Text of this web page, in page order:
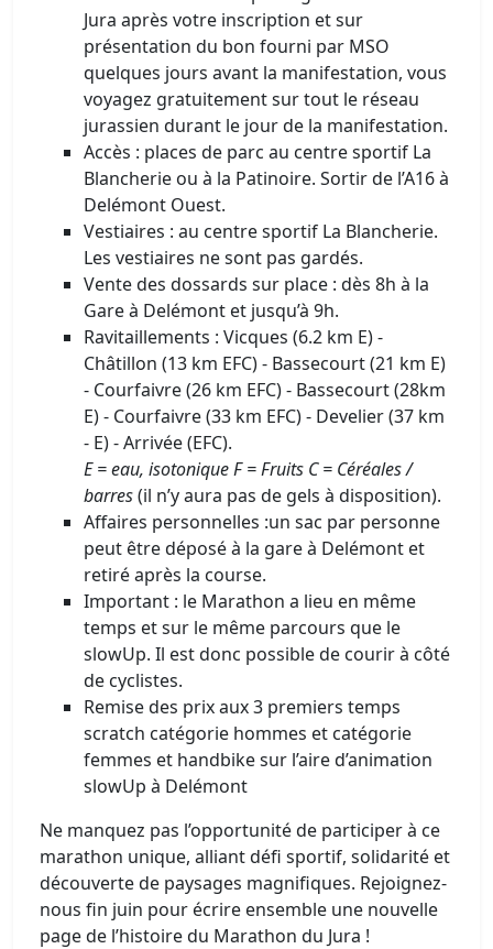
Jura après votre inscription et sur
présentation du bon fourni par MSO
quelques jours avant la manifestation, vous
voyagez gratuitement sur tout le réseau
jurassien durant le jour de la manifestation.
Accès : places de parc au centre sportif La
Blancherie ou à la Patinoire. Sortir de l’A16 à
Delémont Ouest.
Vestiaires : au centre sportif La Blancherie.
Les vestiaires ne sont pas gardés.
Vente des dossards sur place : dès 8h à la
Gare à Delémont et jusqu’à 9h.
Ravitaillements : Vicques (6.2 km E) -
Châtillon (13 km EFC) - Bassecourt (21 km E)
- Courfaivre (26 km EFC) - Bassecourt (28km
E) - Courfaivre (33 km EFC) - Develier (37 km
- E) - Arrivée (EFC).
E = eau, isotonique F = Fruits C = Céréales /
barres(il n’y aura pas de gels à disposition).
Affaires personnelles :un sac par personne
peut être déposé à la gare à Delémont et
retiré après la course.
Important : le Marathon a lieu en même
temps et sur le même parcours que le
slowUp. Il est donc possible de courir à côté
de cyclistes.
Remise des prix aux 3 premiers temps
scratch catégorie hommes et catégorie
femmes et handbike sur l’aire d’animation
slowUp à Delémont
Ne manquez pas l’opportunité de participer à ce
marathon unique, alliant défi sportif, solidarité et
découverte de paysages magnifiques. Rejoignez-
nous fin juin pour écrire ensemble une nouvelle
page de l’histoire du Marathon du Jura !